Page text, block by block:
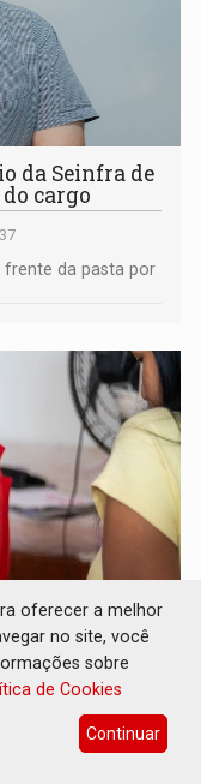
da Seinfra de
cargo
frente da pasta por
consultas e
expedição do
oferecer a melhor
no site, você
sobre
de Cookies
Continuar